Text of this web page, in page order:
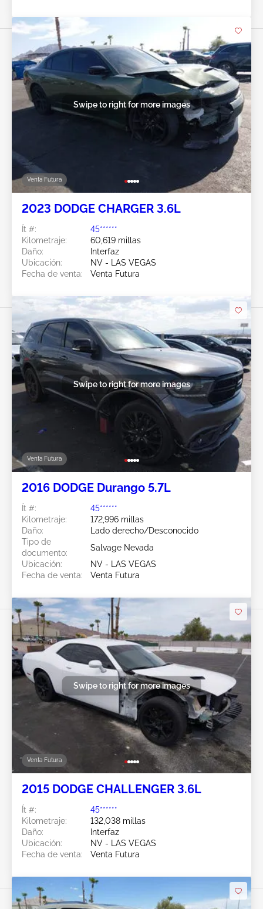
Venta Futura
Swipe to right for more images
2023 DODGE CHARGER 3.6L
Ít #:
45******
Kilometraje:
60,619 millas
Daño:
Interfaz
Ubicación:
NV - LAS VEGAS
Fecha de venta:
Venta Futura
Venta Futura
Swipe to right for more images
2016 DODGE Durango 5.7L
Ít #:
45******
Kilometraje:
172,996 millas
Daño:
Lado derecho/Desconocido
Tipo de
documento:
Salvage Nevada
Ubicación:
NV - LAS VEGAS
Fecha de venta:
Venta Futura
Venta Futura
Swipe to right for more images
2015 DODGE CHALLENGER 3.6L
Ít #:
45******
Kilometraje:
132,038 millas
Daño:
Interfaz
Ubicación:
NV - LAS VEGAS
Fecha de venta:
Venta Futura